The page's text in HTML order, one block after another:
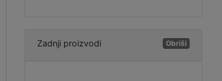
Zadnji proizvodi Obriši